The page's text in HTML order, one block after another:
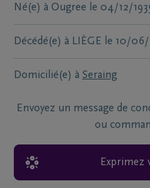
Né(e) à Ougree le 04/12/
Décédé(e) à LIÈGE le 10/06/
Domicilié(e) à Seraing
Envoyez un message de
ou
Exprimez